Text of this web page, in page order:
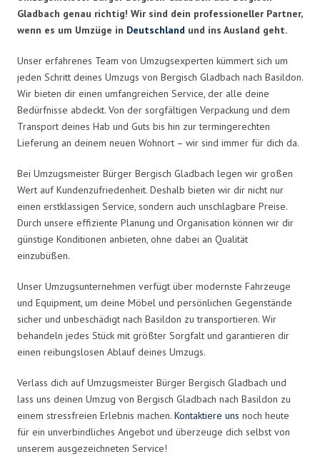
Gladbach genau richtig! Wir sind dein professioneller Partner,
wenn es um Umzüge in Deutschland und ins Ausland geht.
Unser erfahrenes Team von Umzugsexperten kümmert sich um
jeden Schritt deines Umzugs von Bergisch Gladbach nach Basildon.
Wir bieten dir einen umfangreichen Service, der alle deine
Bedürfnisse abdeckt. Von der sorgfältigen Verpackung und dem
Transport deines Hab und Guts bis hin zur termingerechten
Lieferung an deinem neuen Wohnort – wir sind immer für dich da.
Bei Umzugsmeister Bürger Bergisch Gladbach legen wir großen
Wert auf Kundenzufriedenheit. Deshalb bieten wir dir nicht nur
einen erstklassigen Service, sondern auch unschlagbare Preise.
Durch unsere effiziente Planung und Organisation können wir dir
günstige Konditionen anbieten, ohne dabei an Qualität
einzubüßen.
Unser Umzugsunternehmen verfügt über modernste Fahrzeuge
und Equipment, um deine Möbel und persönlichen Gegenstände
sicher und unbeschädigt nach Basildon zu transportieren. Wir
behandeln jedes Stück mit größter Sorgfalt und garantieren dir
einen reibungslosen Ablauf deines Umzugs.
Verlass dich auf Umzugsmeister Bürger Bergisch Gladbach und
lass uns deinen Umzug von Bergisch Gladbach nach Basildon zu
einem stressfreien Erlebnis machen. Kontaktiere uns noch heute
für ein unverbindliches Angebot und überzeuge dich selbst von
unserem ausgezeichneten Service!